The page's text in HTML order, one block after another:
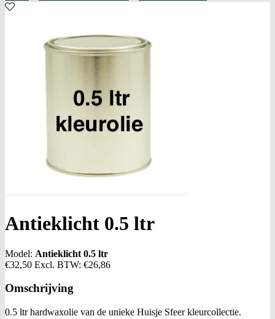
Antieklicht 0.5 ltr
Model: Antieklicht 0.5 ltr
€32,50 Excl. BTW: €26,86
Omschrijving
0.5 ltr hardwaxolie van de unieke Huisje Sfeer kleurcollectie.